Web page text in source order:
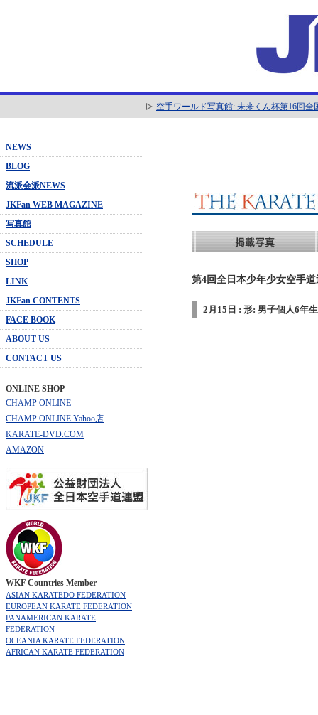
空手ワールド写真館: 未来くん杯第16回
NEWS
BLOG
流派会派NEWS
JKFan WEB MAGAZINE
写真館
SCHEDULE
SHOP
LINK
JKFan CONTENTS
FACE BOOK
ABOUT US
CONTACT US
ONLINE SHOP
CHAMP ONLINE
CHAMP ONLINE Yahoo店
KARATE-DVD.COM
AMAZON
WKF Countries Member
ASIAN KARATEDO FEDERATION
EUROPEAN KARATE FEDERATION
PANAMERICAN KARATE
FEDERATION
OCEANIA KARATE FEDERATION
AFRICAN KARATE FEDERATION
第4回全日本少年少女空手
2月15日 : 形: 男子個人6年